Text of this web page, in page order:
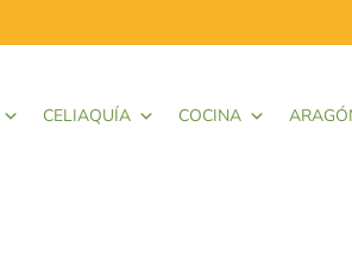
CELIAQUÍA COCINA